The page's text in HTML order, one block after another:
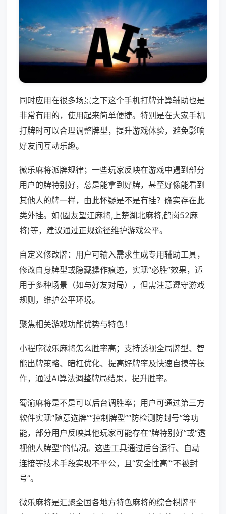
同时应用在很多场景之下这个手机打牌计算辅助也是
非常有用的，使用起来简单便捷。特别是在大家手机
打牌时可以合理调整牌型，提升游戏体验，避免影响
好友间互动乐趣。
微乐麻将派牌规律；一些玩家反映在游戏中遇到部分
用户的牌特别好，总是能拿到好牌，甚至好像能看到
其他人的牌一样，由此怀疑是不是有挂？确实存在此
类外挂。如(圈友望江麻将,上楚湖北麻将,鹤岗52麻
将)等，建议通过正规途径维护游戏公平。
自定义修改牌：用户可输入需求生成专用辅助工具，
修改自身牌型或隐藏操作痕迹，实现“必胜”效果，适
用于多种场景（如与好友对局），但需注意遵守游戏
规则，维护公平环境。
聚焦相关游戏功能优势与特色！
小程序微乐麻将怎么胜率高；支持透视全局牌型、智
能出牌策略、暗杠优化、提高好牌率及快速自摸等操
作，通过AI算法调整牌局结果，提升胜率。
蜀渝麻将是不是可以后台调胜率；用户可通过第三方
软件实现“随意选牌”“控制牌型”“防检测防封号”等功
能，部分用户反映其他玩家可能存在“牌特别好”或“透
视他人牌型”的情况。这些工具通过后台运行、自动
连接等技术手段实现不平公，且“安全性高”“不被封
号”。
微乐麻将是汇聚全国各地方特色麻将的综合棋牌平